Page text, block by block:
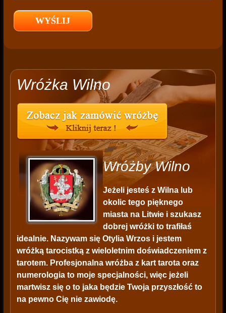
Wróżka Wilno
Wróżby Wilno
Jeżeli jesteś z Wilna lub
okolic tego pięknego
miasta na Litwie i szukasz
dobrej wróżki to trafiłaś
idealnie. Nazywam się Otylia Wrzos i jestem
wróżką tarocistką z wieloletnim doświadczeniem z
tarotem. Profesjonalna wróżba z kart tarota oraz
numerologia to moje specjalności, więc jeżeli
martwisz się o to jaka będzie Twoja przyszłość to
na pewno Cię nie zawiodę.